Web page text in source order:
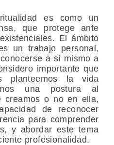
es como un
que protege ante
El ámbito
un trabajo personal,
a sí mismo a
importante que
planteemos la vida
una postura al
creamos o no en ella,
de reconocer
para comprender
y abordar este tema
profesionalidad.